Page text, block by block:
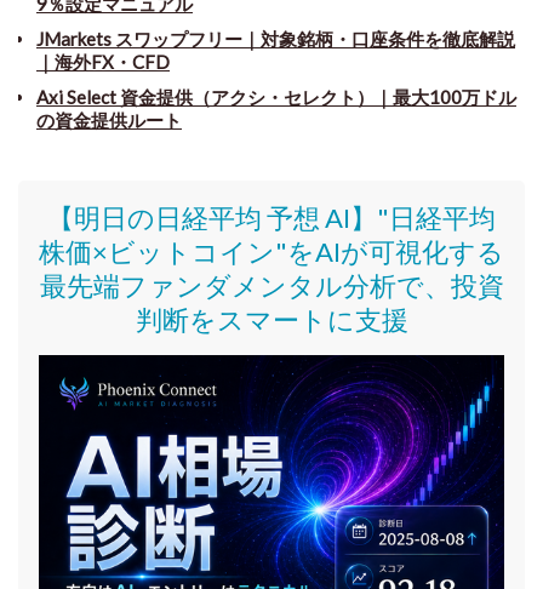
JMarkets スワップフリー ｜ 対象銘柄・口座条件を徹底解説
｜海外FX・CFD
Axi Select 資金提供（アクシ・セレクト）｜最大100万ドル
の資金提供ルート
【明日の日経平均 予想 AI】"日経平均
株価×ビットコイン"をAIが可視化する
最先端ファンダメンタル分析で、投資
判断をスマートに支援